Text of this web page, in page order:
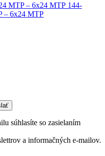
144-
– 6x24 MTP
súhlasíte so zasielaním
a informačných e-mailov.